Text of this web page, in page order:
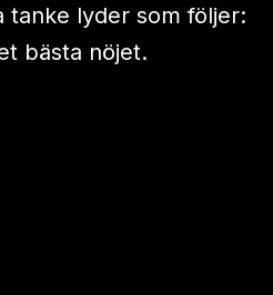
tanke lyder som följer:
bästa nöjet.